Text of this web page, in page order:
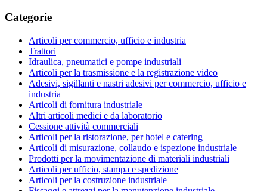
Categorie
Articoli per commercio, ufficio e industria
Trattori
Idraulica, pneumatici e pompe industriali
Articoli per la trasmissione e la registrazione video
Adesivi, sigillanti e nastri adesivi per commercio, ufficio e
industria
Articoli di fornitura industriale
Altri articoli medici e da laboratorio
Cessione attività commerciali
Articoli per la ristorazione, per hotel e catering
Articoli di misurazione, collaudo e ispezione industriale
Prodotti per la movimentazione di materiali industriali
Articoli per ufficio, stampa e spedizione
Articoli per la costruzione industriale